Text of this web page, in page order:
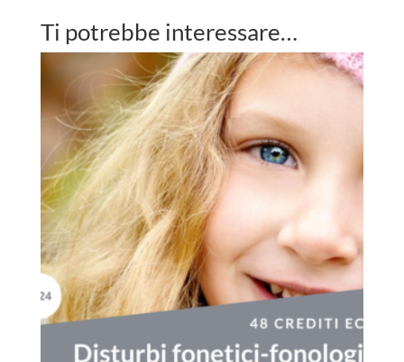
Ti potrebbe interessare…